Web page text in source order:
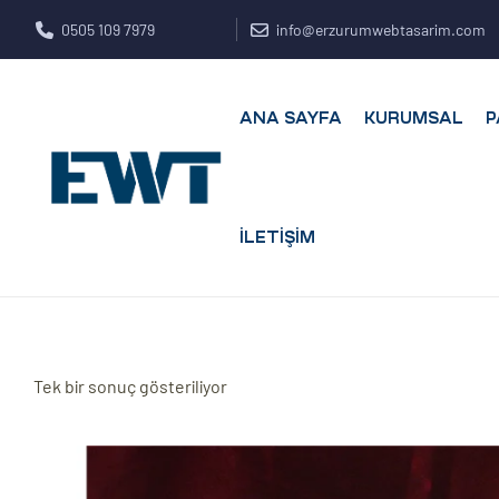
0505 109 7979 info@erzurumwebtasarim.com
ANA SAYFA KURUMSAL
İLETIŞIM
Tek bir sonuç gösteriliyor